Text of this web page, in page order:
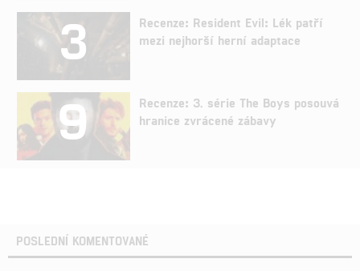
3
Recenze: Resident Evil: Lék patří
mezi nejhorší herní adaptace
9
Recenze: 3. série The Boys posouvá
hranice zvrácené zábavy
POSLEDNÍ KOMENTOVANÉ